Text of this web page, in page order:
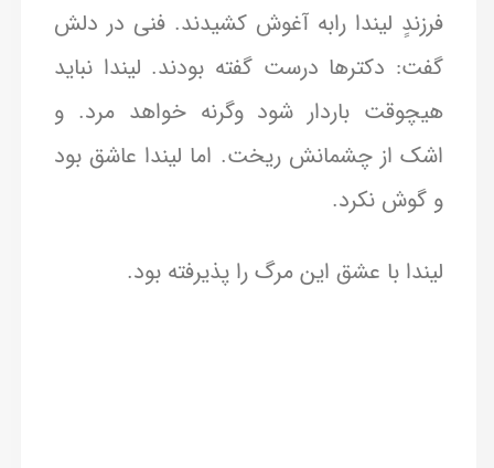
فرزندٍ لیندا رابه آغوش کشیدند. فنی در دلش
گفت: دکترها درست گفته بودند. لیندا نباید
هیچوقت باردار شود وگرنه خواهد مرد. و
اشک از چشمانش ریخت. اما لیندا عاشق بود
و گوش نکرد.
لیندا با عشق این مرگ را پذیرفته بود.